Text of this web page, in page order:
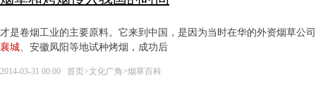
才是卷烟工业的主要原料。它来到中国，是因为当时在华的外资烟草公
襄城、安徽凤阳等地试种烤烟，成功后
2014-03-31 00:00 首页>文化广角 >烟草百科